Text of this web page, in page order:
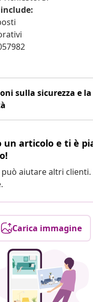
sulla sicurezza e la
un articolo e ti è
aiutare altri clienti.
Carica immagine